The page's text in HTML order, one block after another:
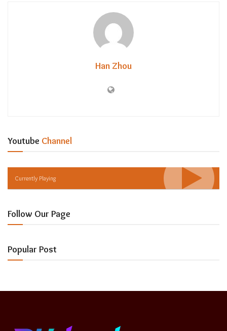
Han Zhou
Youtube Channel
Currently Playing
Follow Our Page
Popular Post